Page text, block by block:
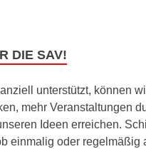
DIE SAV!
unterstützt, können
mehr Veranstaltungen
Ideen erreichen.
einmalig oder regelmäßig